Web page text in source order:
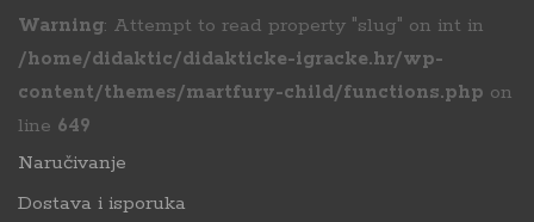
Warning: Attempt to read property "slug" on int in
/home/didaktic/didakticke-igracke.hr/wp-
content/themes/martfury-child/functions.php on
line 649
Naručivanje
Dostava i isporuka